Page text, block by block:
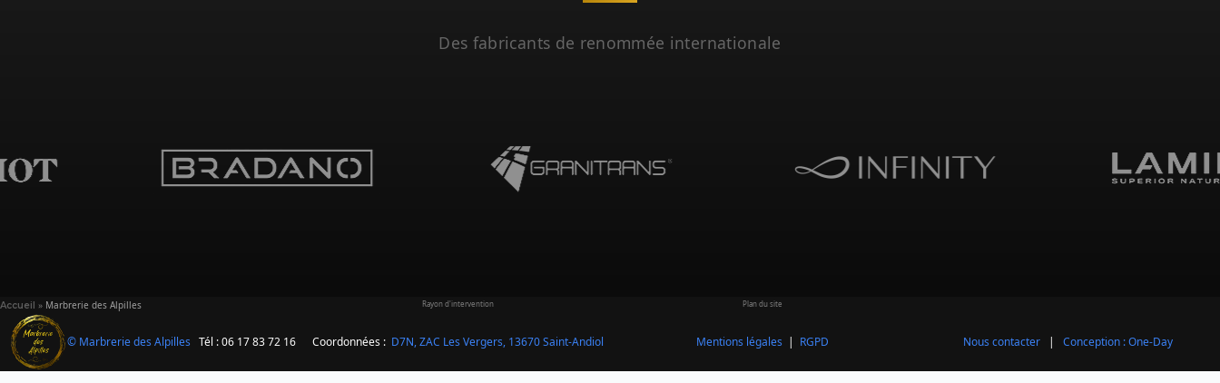
Des fabricants de renommée internationale
Accueil » Marbrerie des Alpilles Rayon d'intervention Plan du site
© Marbrerie des Alpilles Tél : 06 17 83 72 16 Coordonnées : D7N, ZAC Les Vergers, 13670 Saint-Andiol Mentions légales | RGPD Nous contacter| Conception : One-Day